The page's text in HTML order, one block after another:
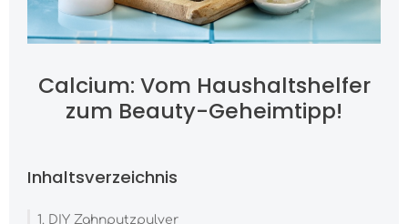
Calcium: Vom Haushaltshelfer
zum Beauty-Geheimtipp!
Inhaltsverzeichnis
1. DIY Zahnputzpulver